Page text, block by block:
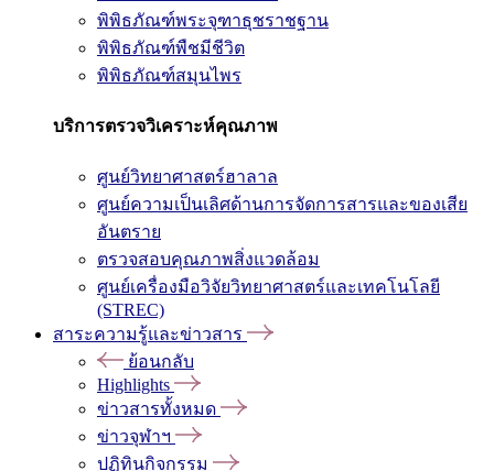
พิพิธภัณฑ์พระจุฑาธุชราชฐาน
พิพิธภัณฑ์พืชมีชีวิต
พิพิธภัณฑ์สมุนไพร
บริการตรวจวิเคราะห์คุณภาพ
ศูนย์วิทยาศาสตร์ฮาลาล
ศูนย์ความเป็นเลิศด้านการจัดการสารและของเสีย
อันตราย
ตรวจสอบคุณภาพสิ่งแวดล้อม
ศูนย์เครื่องมือวิจัยวิทยาศาสตร์และเทคโนโลยี
(STREC)
สาระความรู้และข่าวสาร
ย้อนกลับ
Highlights
ข่าวสารทั้งหมด
ข่าวจุฬาฯ
ปฏิทินกิจกรรม